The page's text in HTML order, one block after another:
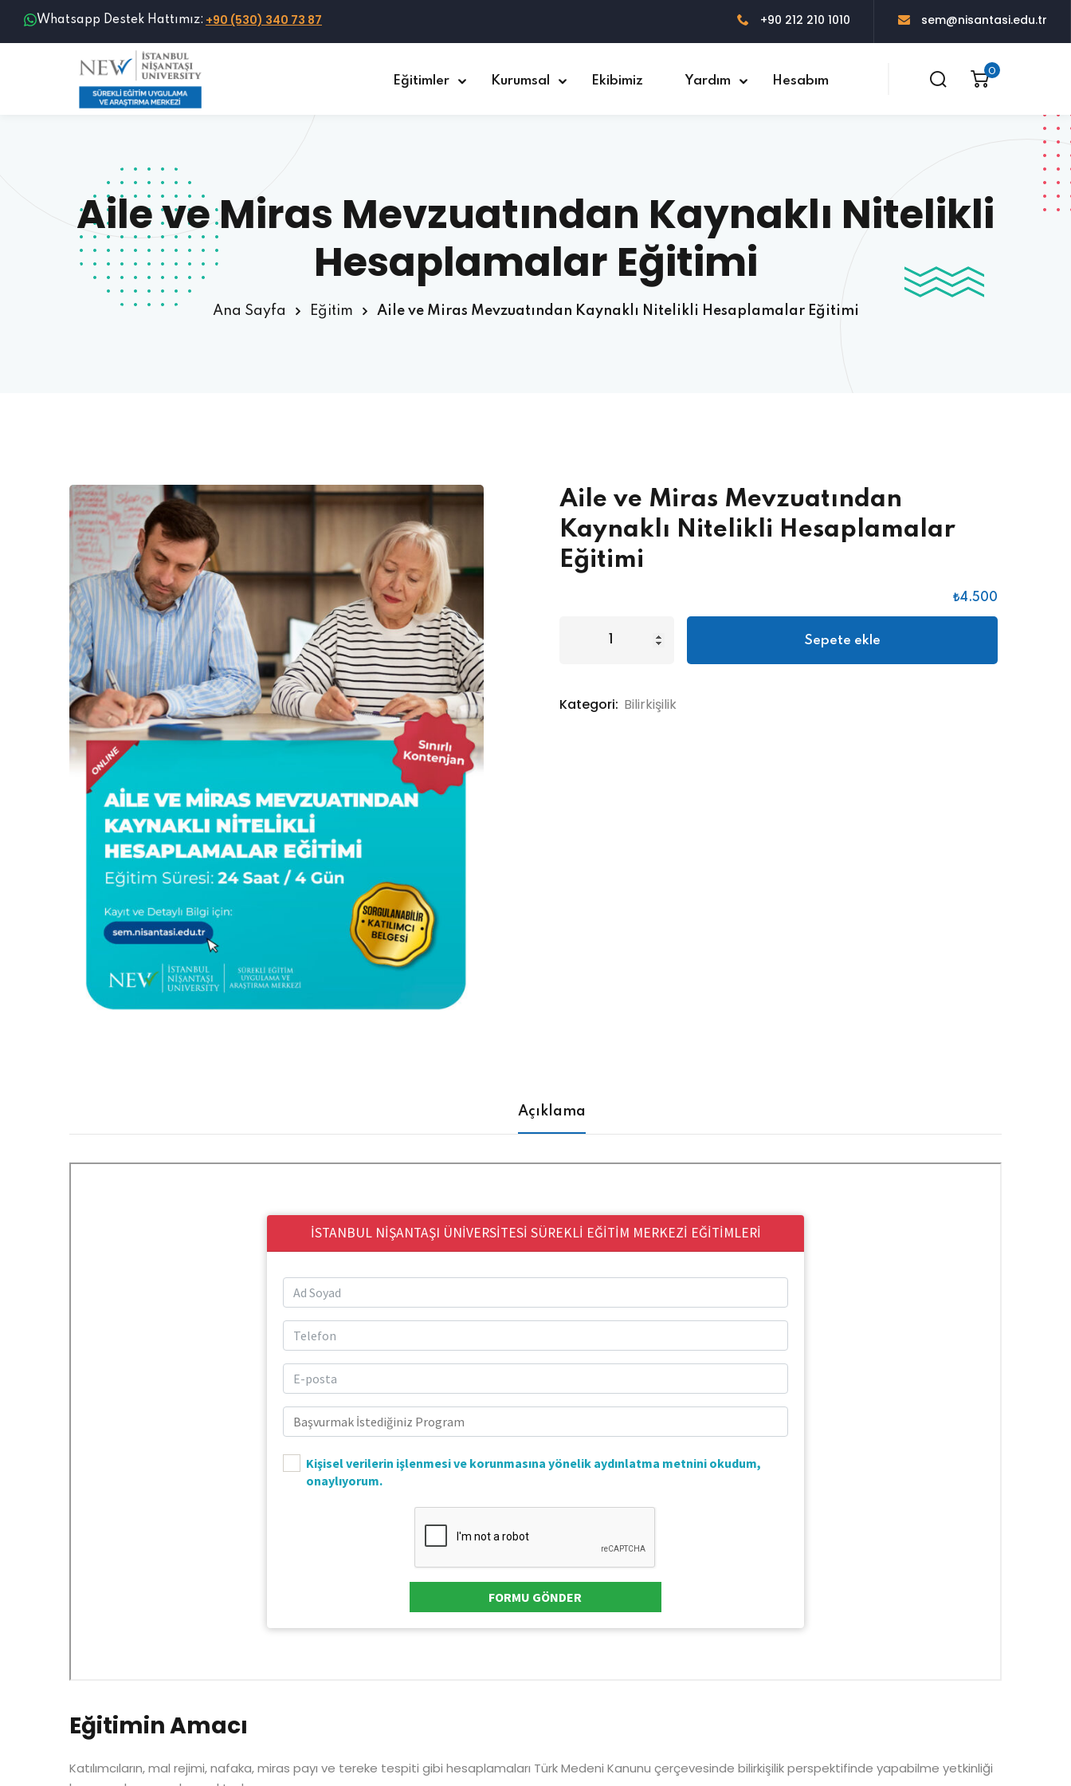
Whatsapp Destek Hattımız: +90 (530) 340 73 87 +90 212 210 1010 sem@nisantasi.edu.tr
Eğitimler Kurumsal Ekibimiz Yardım Hesabım
0
Aile ve Miras Mevzuatından Kaynaklı Nitelikli
Hesaplamalar Eğitimi
Ana Sayfa Eğitim Aile ve Miras Mevzuatından Kaynaklı Nitelikli Hesaplamalar Eğitimi
Aile ve Miras Mevzuatından
Kaynaklı Nitelikli Hesaplamalar
Eğitimi
₺4.500
Sepete ekle
Kategori: Bilirkişilik
Açıklama
Eğitimin Amacı
Katılımcıların, mal rejimi, nafaka, miras payı ve tereke tespiti gibi hesaplamaları Türk Medeni Kanunu çerçevesinde bilirkişilik perspektifinde yapabilme yetkinliği